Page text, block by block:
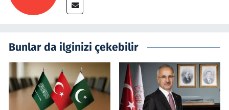
Bunlar da ilginizi çekebilir